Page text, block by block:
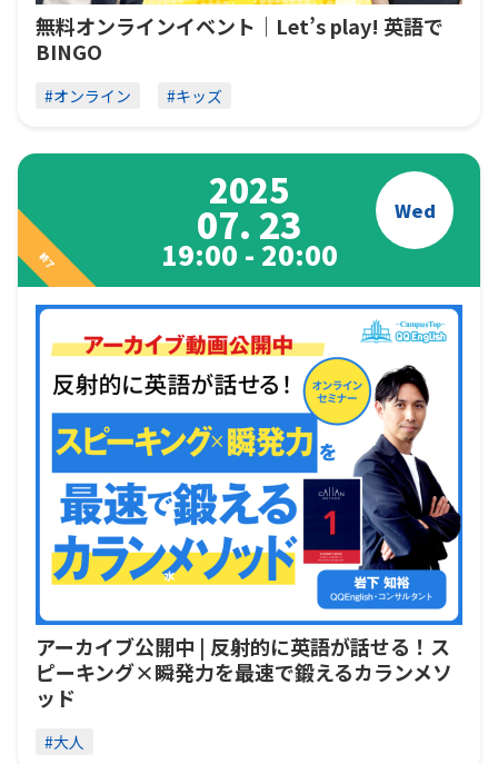
無料オンラインイベント｜Let’s play! 英語で
BINGO
#オンライン #キッズ
アーカイブ公開中 | 反射的に英語が話せる！ス
ピーキング×瞬発力を最速で鍛えるカランメソ
ッド
終了
2025
07. 23 Wed
19:00 - 20:00
#大人